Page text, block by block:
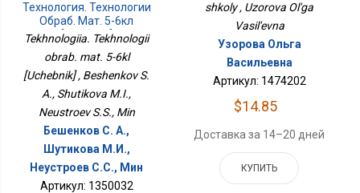
Технология. Технологии
Обраб. Мат. 5-6кл
[Учебник]
Tekhnologiia. Tekhnologii
obrab. mat. 5-6kl
[Uchebnik] , Beshenkov S.
A., Shutikova M.I.,
Neustroev S.S., Min
Бешенков С. А.,
Шутикова М.И.,
Неустроев С.С., Мин
Артикул: 1350032
shkoly , Uzorova Ol'ga
Vasil'evna
Узорова Ольга
Васильевна
Артикул: 1474202
$14.85
Доставка за 14–20 дней
КУПИТЬ